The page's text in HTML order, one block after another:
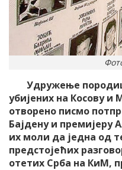
Удружење
убијених на Косову и
отворено писмо
Бајдену и премијеру
их моли да једна од
предстојећих
отетих Срба на КиМ,